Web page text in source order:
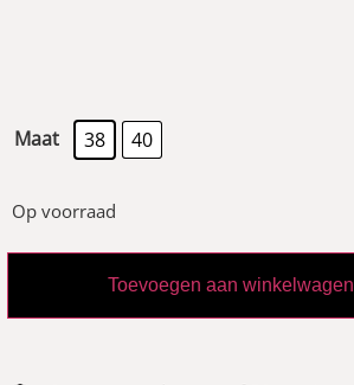
Maat 38 40
Op voorraad
Toevoegen aan winkelwagen